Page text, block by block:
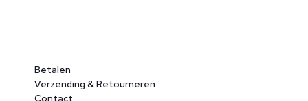
Betalen
Verzending & Retourneren
Contact